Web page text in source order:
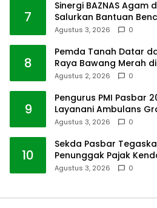
7
Sinergi BAZNAS Agam
Salurkan Bantuan
Agustus 3, 2026 0
8
Pemda Tanah Datar
Raya Bawang Merah
Agustus 2, 2026 0
9
Pengurus PMI Pasbar
Layanani Ambulans
Agustus 3, 2026 0
10
Sekda Pasbar
Penunggak Pajak
Agustus 3, 2026 0